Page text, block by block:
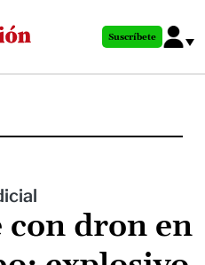
al
principal
Suscríbete
con dron en